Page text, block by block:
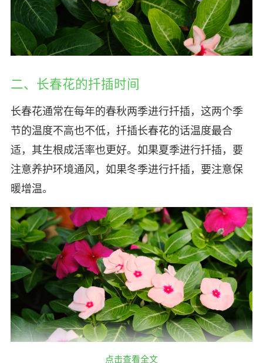
二、长春花的扦插时间
长春花通常在每年的春秋两季进行扦插，这两个季
节的温度不高也不低，扦插长春花的话温度最合
适，其生根成活率也更好。如果夏季进行扦插，要
注意养护环境通风，如果冬季进行扦插，要注意保
暖增温。
点击查看全文